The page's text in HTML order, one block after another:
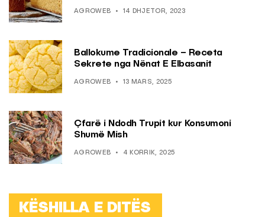
AGROWEB 14 DHJETOR, 2023
Ballokume Tradicionale – Receta
Sekrete nga Nënat E Elbasanit
AGROWEB 13 MARS, 2025
Çfarë i Ndodh Trupit kur Konsumoni
Shumë Mish
AGROWEB 4 KORRIK, 2025
KËSHILLA E DITËS